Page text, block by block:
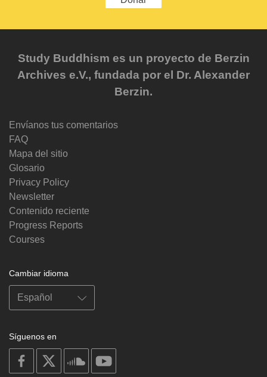
Study Buddhism es un proyecto de Berzin
Archives e.V., fundada por el Dr. Alexander
Berzin.
Envíanos tus comentarios
FAQ
Mapa del sitio
Glosario
Privacy Policy
Newsletter
Contenido reciente
Progress Reports
Courses
Cambiar idioma
Síguenos en
on
facebook
soundcloud